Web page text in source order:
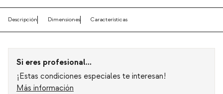
Descripción Dimensiones Características
Si eres profesional...
¡Estas condiciones especiales te interesan!
Más información